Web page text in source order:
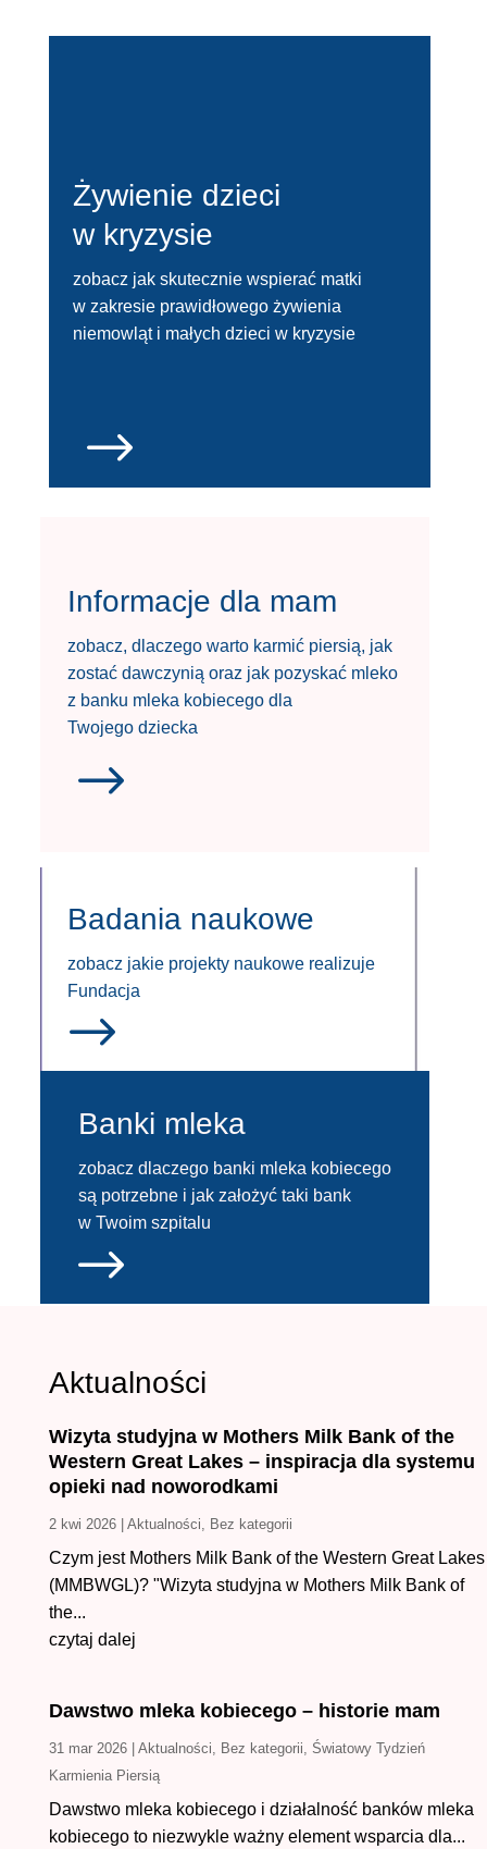
Żywienie dzieci
w kryzysie
zobacz jak skutecznie wspierać matki
w zakresie prawidłowego żywienia
niemowląt i małych dzieci w kryzysie
$
Informacje dla mam
zobacz, dlaczego warto karmić piersią, jak
zostać dawczynią oraz jak pozyskać mleko
z banku mleka kobiecego dla
Twojego dziecka
$
Badania naukowe
zobacz jakie projekty naukowe realizuje
Fundacja
$
Banki mleka
zobacz dlaczego banki mleka kobiecego
są potrzebne i jak założyć taki bank
w Twoim szpitalu
$
Aktualności
Wizyta studyjna w Mothers Milk Bank of the
Western Great Lakes – inspiracja dla systemu
opieki nad noworodkami
2 kwi 2026| Aktualności, Bez kategorii
Czym jest Mothers Milk Bank of the Western Great Lakes
(MMBWGL)? "Wizyta studyjna w Mothers Milk Bank of
the...
czytaj dalej
Dawstwo mleka kobiecego – historie mam
31 mar 2026| Aktualności, Bez kategorii, Światowy Tydzień
Karmienia Piersią
Dawstwo mleka kobiecego i działalność banków mleka
kobiecego to niezwykle ważny element wsparcia dla...